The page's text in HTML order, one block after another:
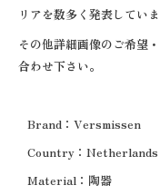
リアを数多く発表していま
その他詳細画像のご希望
合わせ下さい。
Brand：Versmissen
Country：Netherlands
Material：陶器